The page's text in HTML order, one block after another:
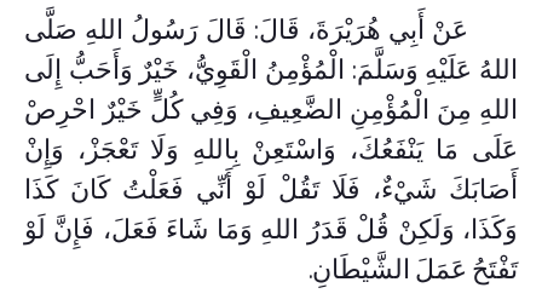
عَنْ أَبِي هُرَيْرَةَ، قَالَ: قَالَ رَسُولُ اللهِ صَلَّى
اللهُ عَلَيْهِ وَسَلَّمَ: الْمُؤْمِنُ الْقَوِيُّ، خَيْرٌ وَأَحَبُّ إِلَى
اللهِ مِنَ الْمُؤْمِنِ الضَّعِيفِ، وَفِي كُلٍّ خَيْرٌ احْرِصْ
عَلَى مَا يَنْفَعُكَ، وَاسْتَعِنْ بِاللهِ وَلَا تَعْجَزْ، وَإِنْ
أَصَابَكَ شَيْءٌ، فَلَا تَقُلْ لَوْ أَنِّي فَعَلْتُ كَانَ كَذَا
وَكَذَا، وَلَكِنْ قُلْ قَدَرُ اللهِ وَمَا شَاءَ فَعَلَ، فَإِنَّ لَوْ
تَفْتَحُ عَمَلَ الشَّيْطَانِ.